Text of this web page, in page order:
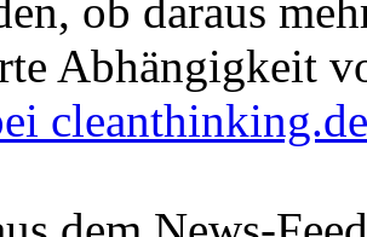
ob daraus
Abhängigkeit
cleanthinking.de